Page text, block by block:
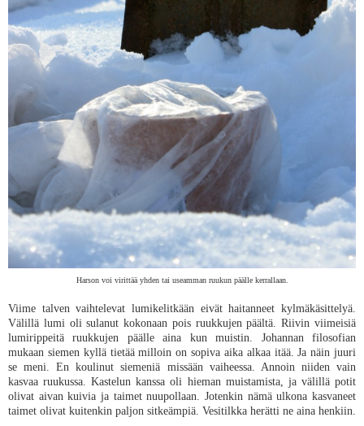
Harson voi virittää yhden tai useamman ruukun päälle kerrallaan.
Viime talven vaihtelevat lumikelitkään eivät haitanneet kylmäkäsittelyä.
Välillä lumi oli sulanut kokonaan pois ruukkujen päältä. Riivin viimeisiä
lumirippeitä ruukkujen päälle aina kun muistin. Johannan filosofian
mukaan siemen kyllä tietää milloin on sopiva aika alkaa itää. Ja näin juuri
se meni. En koulinut siemeniä missään vaiheessa. Annoin niiden vain
kasvaa ruukussa. Kastelun kanssa oli hieman muistamista, ja välillä potit
olivat aivan kuivia ja taimet nuupollaan. Jotenkin nämä ulkona kasvaneet
taimet olivat kuitenkin paljon sitkeämpiä. Vesitilkka herätti ne aina henkiin.